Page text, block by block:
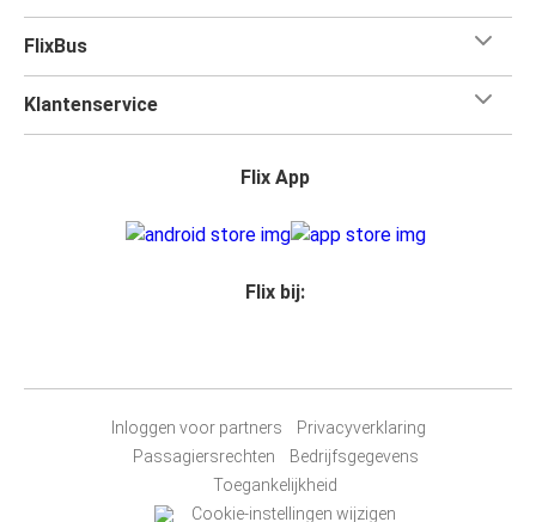
FlixBus
Klantenservice
Flix App
Flix bij:
Inloggen voor partners
Privacyverklaring
Passagiersrechten
Bedrijfsgegevens
Toegankelijkheid
Cookie-instellingen wijzigen